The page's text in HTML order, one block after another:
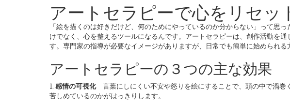
アートセラピーで心をリセッ
「絵を描くのは好きだけど、何のためにやっているのか分からない」って思
けでなく、心を整えるツールになるんです。アートセラピーは、創作活動を
す。専門家の指導が必要なイメージがありますが、日常でも簡単に始められる
アートセラピーの３つの主な効果
1. 感情の可視化言葉にしにくい不安や怒りを絵にすることで、頭の中で渦巻
苦しめているのかがはっきりします。